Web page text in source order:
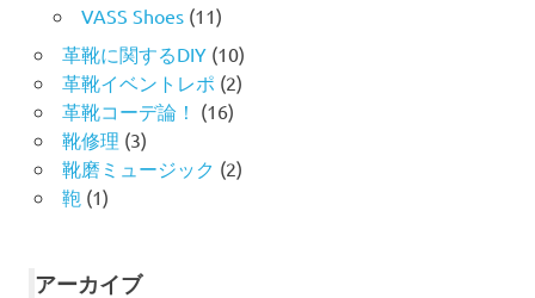
VASS Shoes(11)
革靴に関するDIY(10)
革靴イベントレポ (2)
革靴コーデ論！ (16)
靴修理 (3)
靴磨ミュージック (2)
鞄 (1)
アーカイブ